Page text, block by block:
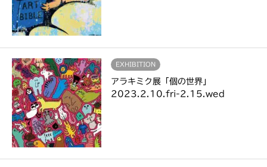
EXHIBITION
アラキミク展「個の世界」
2023.2.10.fri-2.15.wed